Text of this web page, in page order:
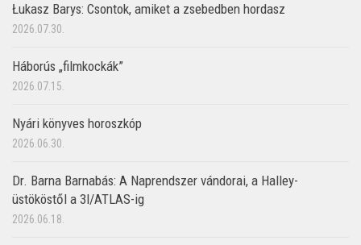
Łukasz Barys: Csontok, amiket a zsebedben hordasz
2026.07.30.
Háborús „filmkockák”
2026.07.15.
Nyári könyves horoszkóp
2026.06.30.
Dr. Barna Barnabás: A Naprendszer vándorai, a Halley-
üstököstől a 3I/ATLAS-ig
2026.06.18.